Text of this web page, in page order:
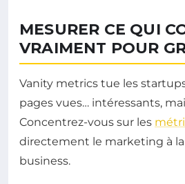
MESURER CE QUI
VRAIMENT POUR
Vanity metrics tue les
pages vues… intéressants,
Concentrez-vous sur les
directement le marketing à
business.